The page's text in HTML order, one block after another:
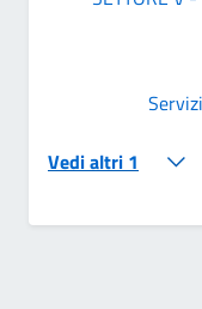
Vedi altri 1